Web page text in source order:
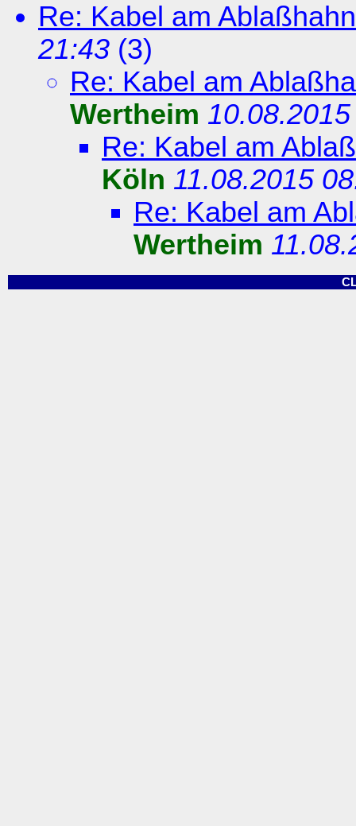
Re: Kabel am
21:43 (3)
Re: Kabel am
Wertheim
Re: Kabel am
Köln 11.08.2015
Re: Kabel am
Wertheim